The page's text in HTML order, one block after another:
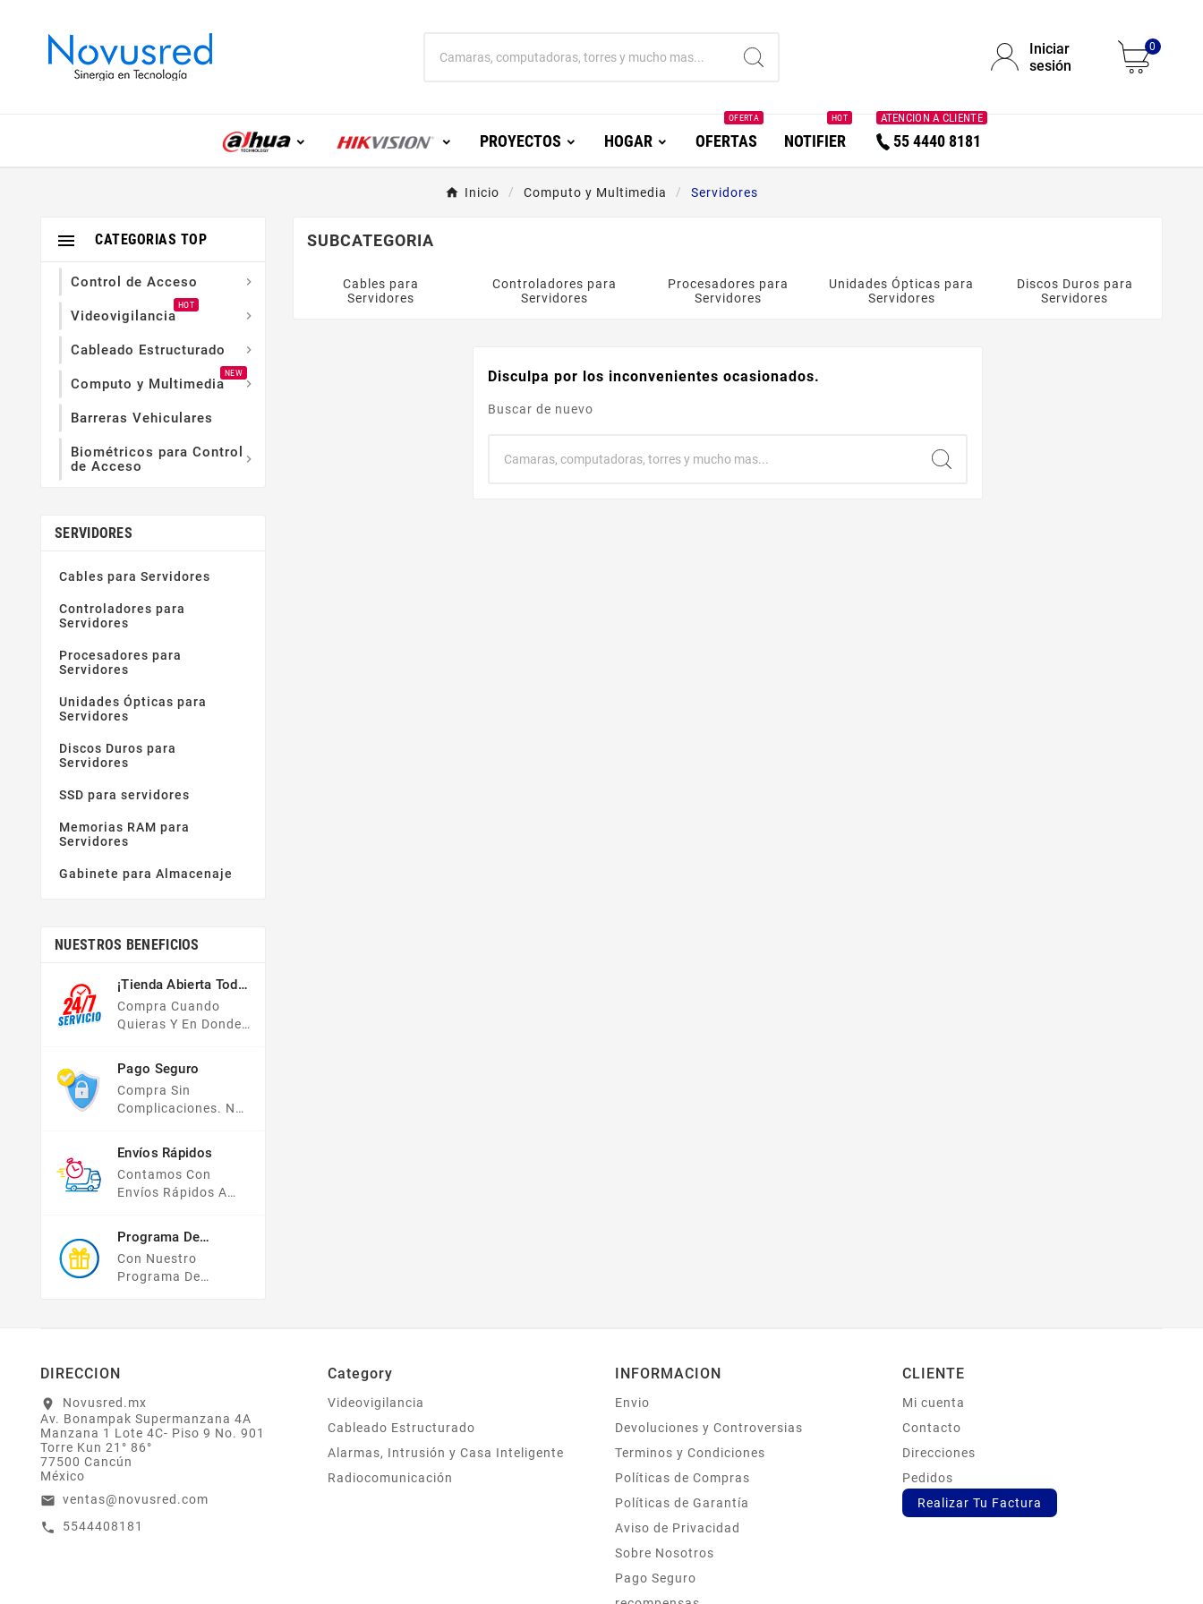
Iniciar
sesión
0
PROYECTOS HOGAR OFERTAS
OFERTA
NOTIFIER
HOT
55 4440 8181
ATENCION A CLIENTE
Inicio Computo y Multimedia Servidores
CATEGORIAS TOP

Control de Acceso 
Videovigilancia
HOT

Cableado Estructurado 
Computo y Multimedia
NEW

Barreras Vehiculares
Biométricos para Control
de Acceso

SERVIDORES
Cables para Servidores
Controladores para
Servidores
Procesadores para
Servidores
Unidades Ópticas para
Servidores
Discos Duros para
Servidores
SSD para servidores
Memorias RAM para
Servidores
Gabinete para Almacenaje
NUESTROS BENEFICIOS
¡Tienda Abierta Todo
El Año!
Compra Cuando
Quieras Y En Donde
Tienda En Línea Está
Disponible Las 24
Hrs Del Día, Los 7
Días De La Semana.
Pago Seguro
Compra Sin
Complicaciones. No
Pago, Todas Tus
Compras Y Tus
Datos Están
Protegidos Con
Envíos Rápidos
Contamos Con
Envíos Rápidos A
Programa De
Recompensas
Con Nuestro
Programa De
Bonifican A Tu
Electrónico El 1% Del
Total De Tu Compra,
El Cuál Podrás
Utilizar A Partir De
O Acumularlos.
SUBCATEGORIA
Cables para
Servidores
Controladores para
Servidores
Procesadores para
Servidores
Unidades Ópticas para
Servidores
Discos Duros para
Servidores
Disculpa por los inconvenientes ocasionados.
Buscar de nuevo
DIRECCION
location_on
Novusred.mx
Av. Bonampak Supermanzana 4A
Manzana 1 Lote 4C- Piso 9 No. 901
Torre Kun 21° 86°
77500 Cancún
México
email ventas@novusred.com
call 5544408181
Category
Videovigilancia
Cableado Estructurado
Alarmas, Intrusión y Casa Inteligente
Radiocomunicación
INFORMACION
Envio
Devoluciones y Controversias
Terminos y Condiciones
Políticas de Compras
Políticas de Garantía
Aviso de Privacidad
Sobre Nosotros
Pago Seguro
CLIENTE
Mi cuenta
Contacto
Direcciones
Pedidos
Realizar Tu Factura